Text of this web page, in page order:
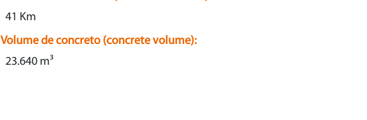
41 Km
Volume de concreto (concrete volume):
23.640 m³